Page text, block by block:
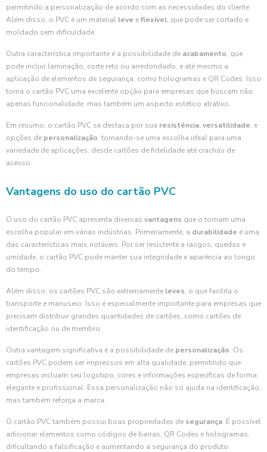
permitindo a personalização de acordo com as necessidades do cliente.
Além disso, o PVC é um material leve eflexível, que pode ser cortado e
moldado sem dificuldade.
Outra característica importante é a possibilidade de acabamento, que
pode incluir laminação, corte reto ou arredondado, e até mesmo a
aplicação de elementos de segurança, como hologramas e QR Codes. Isso
torna o cartão PVC uma excelente opção para empresas que buscam não
apenas funcionalidade, mas também um aspecto estético atrativo.
Em resumo, o cartão PVC se destaca por sua resistência, versatilidade, e
opções de personalização, tornando-se uma escolha ideal para uma
variedade de aplicações, desde cartões de fidelidade até crachás de
acesso.
Vantagens do uso do cartão PVC
O uso do cartão PVC apresenta diversas vantagens que o tornam uma
escolha popular em várias indústrias. Primeiramente, a durabilidade é uma
das características mais notáveis. Por ser resistente a rasgos, quedas e
umidade, o cartão PVC pode manter sua integridade e aparência ao longo
do tempo.
Além disso, os cartões PVC são extremamente leves, o que facilita o
transporte e manuseio. Isso é especialmente importante para empresas que
precisam distribuir grandes quantidades de cartões, como cartões de
identificação ou de membro.
Outra vantagem significativa é a possibilidade de personalização. Os
cartões PVC podem ser impressos em alta qualidade, permitindo que
empresas incluam seu logotipo, cores e informações específicas de forma
elegante e profissional. Essa personalização não só ajuda na identificação,
mas também reforça a marca.
O cartão PVC também possui boas propriedades de segurança. É possível
adicionar elementos como códigos de barras, QR Codes e hologramas,
dificultando a falsificação e aumentando a segurança do produto.